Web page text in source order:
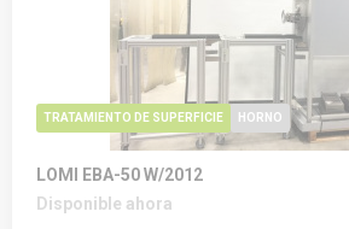
TRATAMIENTO DE SUPERFICIE HORNO
LOMI EBA-50 W/2012
Disponible ahora